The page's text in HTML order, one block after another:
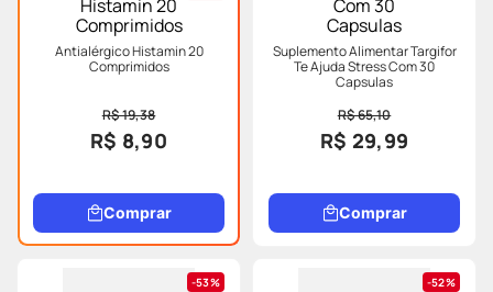
Antialérgico Histamin 20
Comprimidos
R$ 19,38
R$ 8,90
Comprar
Suplemento Alimentar Targifor
Te Ajuda Stress Com 30
Capsulas
R$ 65,10
R$ 29,99
Comprar
53% 52%